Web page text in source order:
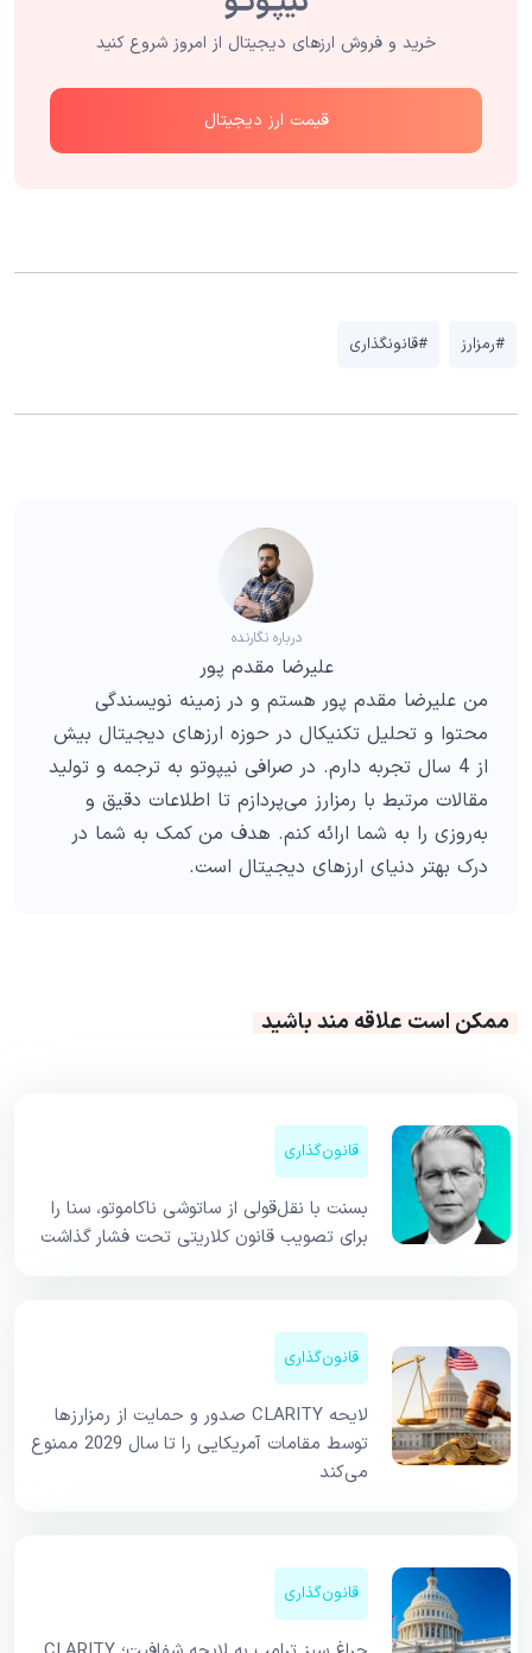
خرید و فروش ارزهای دیجیتال از امروز شروع کنید
قیمت ارز دیجیتال
#رمزارز #قانونگذاری
درباره نگارنده
علیرضا مقدم پور
من علیرضا مقدم پور هستم و در زمینه نویسندگی
محتوا و تحلیل تکنیکال در حوزه ارزهای دیجیتال بیش
از 4 سال تجربه دارم. در صرافی نیپوتو به ترجمه و تولید
مقالات مرتبط با رمزارز می‌پردازم تا اطلاعات دقیق و
به‌روزی را به شما ارائه کنم. هدف من کمک به شما در
درک بهتر دنیای ارزهای دیجیتال است.
ممکن است علاقه مند باشید
قانون‌گذاری
بسنت با نقل‌قولی از ساتوشی ناکاموتو، سنا را
برای تصویب قانون کلاریتی تحت فشار گذاشت
قانون‌گذاری
لایحه CLARITY صدور و حمایت از رمزارزها
توسط مقامات آمریکایی را تا سال 2029 ممنوع
می‌کند
قانون‌گذاری